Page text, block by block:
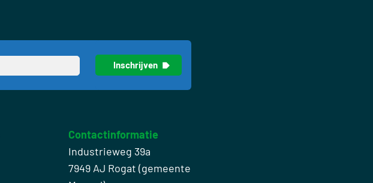
Contactinformatie
Industrieweg 39a
7949 AJ Rogat (gemeente